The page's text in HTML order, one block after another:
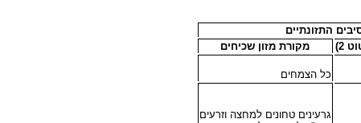
2)
מקורת מזון שכיחים
כל הצמחים
גרעינים טחונים למחצה וזרעים